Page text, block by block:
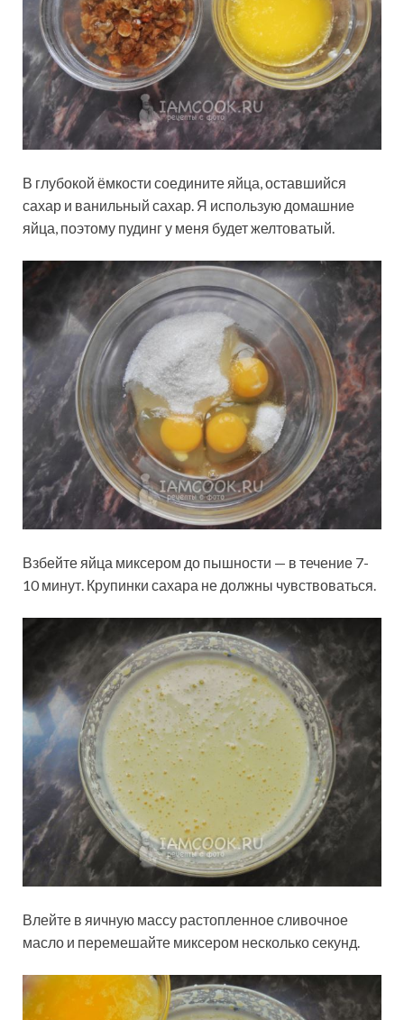
В глубокой ёмкости соедините яйца, оставшийся
сахар и ванильный сахар. Я использую домашние
яйца, поэтому пудинг у меня будет желтоватый.
Взбейте яйца миксером до пышности — в течение 7-
10 минут. Крупинки сахара не должны чувствоваться.
Влейте в яичную массу растопленное сливочное
масло и перемешайте миксером несколько секунд.